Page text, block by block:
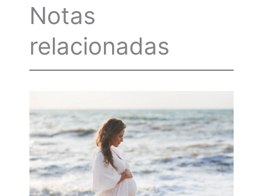
Notas
relacionadas